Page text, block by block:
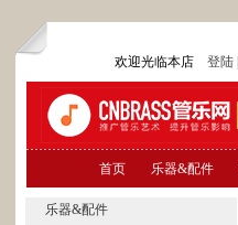
欢迎光临本店 登陆|
首页 乐器&配件
乐器&配件